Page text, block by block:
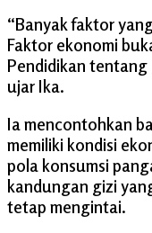
“Banyak faktor
Faktor ekonomi
Pendidikan
ujar Ika.
Ia mencontohkan
memiliki kondisi
pola konsumsi
kandungan gizi
tetap mengintai.